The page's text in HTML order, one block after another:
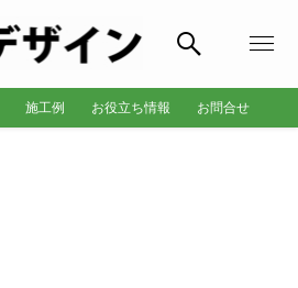
施工例 お役立ち情報 お問合せ